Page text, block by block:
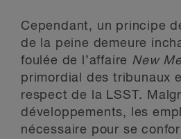
Cependant, un principe
de la peine demeure
foulée de l’affaire New
primordial des tribunaux
respect de la LSST.
développements, les
nécessaire pour se